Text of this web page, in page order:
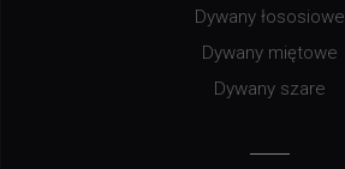
Dywany łososiowe
Dywany miętowe
Dywany szare